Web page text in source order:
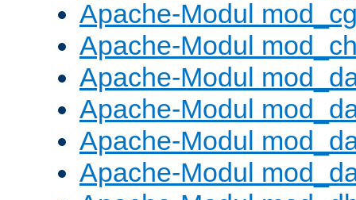
Apache-Modul
Apache-Modul
Apache-Modul
Apache-Modul
Apache-Modul
Apache-Modul